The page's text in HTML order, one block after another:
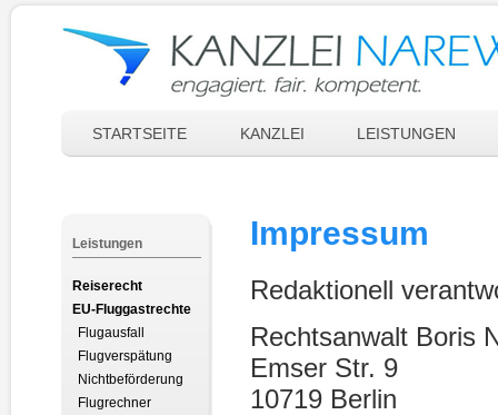
STARTSEITE KANZLEI LEISTUNGEN
Impressum
Redaktionell
Rechtsanwalt Boris
Emser Str. 9
10719 Berlin
Leistungen
Reiserecht
EU-Fluggastrechte
Flugausfall
Flugverspätung
Nichtbeförderung
Flugrechner